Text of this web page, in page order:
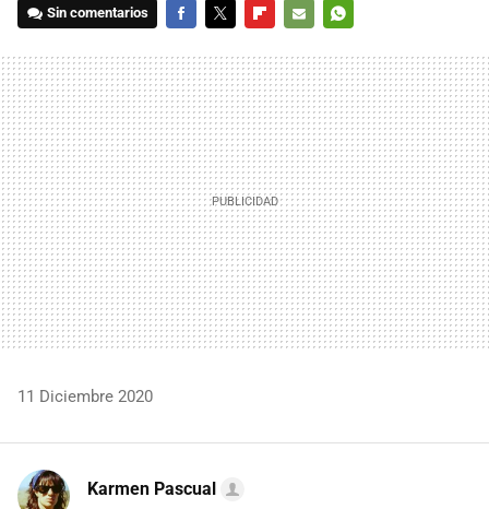
Sin comentarios
MAIL
11 Diciembre 2020
Karmen Pascual